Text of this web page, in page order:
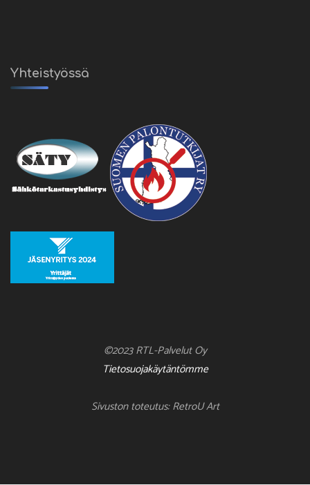
Yhteistyössä
©2023 RTL-Palvelut Oy
Tietosuojakäytäntömme
Sivuston toteutus: RetroU Art